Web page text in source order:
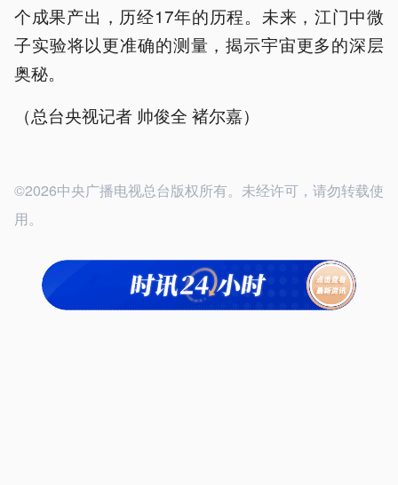
个成果产出，历经17年的历程。未来，江门中微
子实验将以更准确的测量，揭示宇宙更多的深层
奥秘。
（总台央视记者 帅俊全 褚尔嘉）
©2026中央广播电视总台版权所有。未经许可，请勿转载使
用。